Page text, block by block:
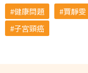
健康問題 賈靜雯
子宮頸癌